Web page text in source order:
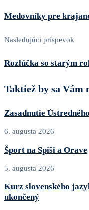
Medovníky pre
Nasledujúci príspevok
Rozlúčka so starým
Taktiež by sa Vám
Zasadnutie
6. augusta 2026
Šport na Spiši a Orave
5. augusta 2026
Kurz slovenského
ukončený